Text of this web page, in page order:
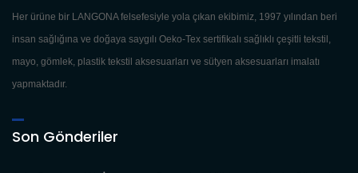
Her ürüne bir LANGONA felsefesiyle yola çıkan ekibimiz, 1997 yılından beri
insan sağlığına ve doğaya saygılı Oeko-Tex sertifikalı sağlıklı çeşitli tekstil,
mayo, gömlek, plastik tekstil aksesuarları ve sütyen aksesuarları imalatı
yapmaktadır.
Son Gönderiler